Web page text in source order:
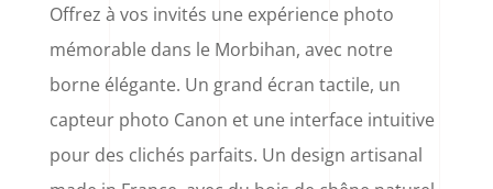
Offrez à vos invités une expérience photo
mémorable dans le Morbihan, avec notre
borne élégante. Un grand écran tactile, un
capteur photo Canon et une interface intuitive
pour des clichés parfaits. Un design artisanal